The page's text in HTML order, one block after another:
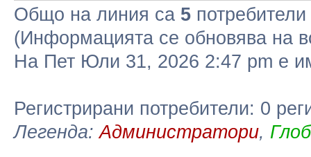
Общо на линия са 5
(Информацията се обновява на
На Пет Юли 31, 2026 2:47 pm е
Регистрирани потребители: 0
Легенда:Администратори,